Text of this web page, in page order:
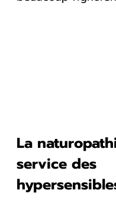
La
service des